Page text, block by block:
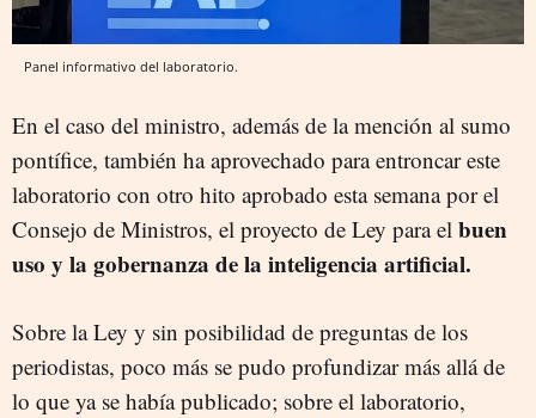
Panel informativo del laboratorio.
En el caso del ministro, además de la mención al sumo
pontífice, también ha aprovechado para entroncar este
laboratorio con otro hito aprobado esta semana por el
Consejo de Ministros, el proyecto de Ley para el buen
uso y la gobernanza de la inteligencia artificial.
Sobre la Ley y sin posibilidad de preguntas de los
periodistas, poco más se pudo profundizar más allá de
lo que ya se había publicado; sobre el laboratorio,